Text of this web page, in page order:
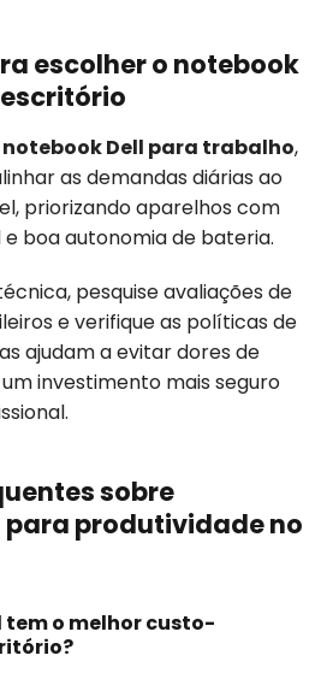
escolher o notebook
Dell para trabalho,
as demandas diárias ao
priorizando aparelhos com
e boa autonomia de bateria.
pesquise avaliações de
e verifique as políticas de
ajudam a evitar dores de
investimento mais seguro
sobre
para produtividade no
tem o melhor custo-